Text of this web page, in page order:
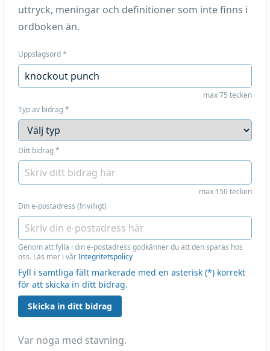
uttryck, meningar och definitioner som inte finns i
ordboken än.
Uppslagsord*
max 75 tecken
Typ av bidrag*
Ditt bidrag*
max 150 tecken
Din e-postadress (frivilligt)
Genom att fylla i din e-postadress godkänner du att den sparas hos
oss. Läs mer i vårIntegritetspolicy
Fyll i samtliga fält markerade med en asterisk (*) korrekt
för att skicka in ditt bidrag.
Skicka in ditt bidrag
Var noga med stavning.